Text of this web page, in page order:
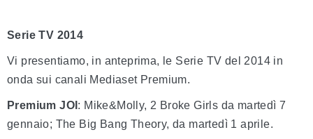
Serie TV 2014
Vi presentiamo, in anteprima, le Serie TV del 2014 in
onda sui canali Mediaset Premium.
Premium JOI : Mike&Molly, 2 Broke Girls da martedì 7
gennaio; The Big Bang Theory, da martedì 1 aprile.